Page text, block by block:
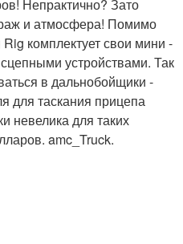
Непрактично? Зато
и атмосфера! Помимо
комплектует свои мини -
устройствами. Так
в дальнобойщики -
для таскания прицепа
невелика для таких
amc_Truck.